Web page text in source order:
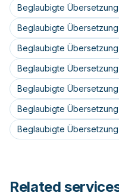
Beglaubigte
Beglaubigte
Beglaubigte
Beglaubigte
Beglaubigte
Beglaubigte
Beglaubigte
Related